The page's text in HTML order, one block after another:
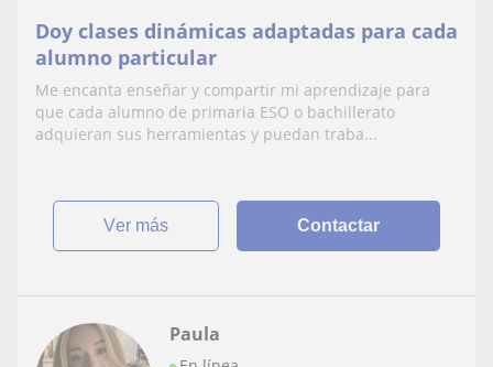
Doy clases dinámicas adaptadas para cada
alumno particular
Me encanta enseñar y compartir mi aprendizaje para
que cada alumno de primaria ESO o bachillerato
adquieran sus herramientas y puedan traba...
ver más Contactar
Paula